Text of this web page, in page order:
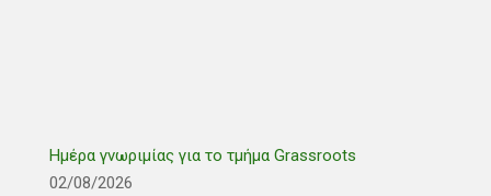
Ημέρα γνωριμίας για το τμήμα Grassroots
02/08/2026